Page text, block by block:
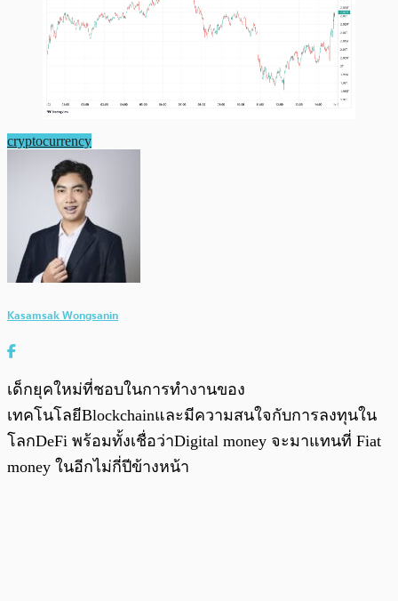
cryptocurrency
Kasamsak Wongsanin
เด็กยุคใหม่ที่ชอบในการทำงานของ
เทคโนโลยีBlockchainและมีความสนใจกับการลงทุนใน
โลกDeFi พร้อมทั้งเชื่อว่าDigital money จะมาแทนที่ Fiat
money ในอีกไม่กี่ปีข้างหน้า